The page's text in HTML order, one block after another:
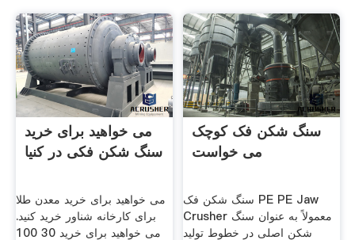
می خواهید برای خرید
سنگ شکن فکی در کنیا
می خواهید برای خرید معدن طلا
برای کارخانه شناور خرید کنید.
می خواهید برای خرید 30 100
سنگ شکن فک کوچک
می خواست
سنگ شکن فک PE PE Jaw
Crusher معمولاً به عنوان سنگ
شکن اصلی در خطوط تولید